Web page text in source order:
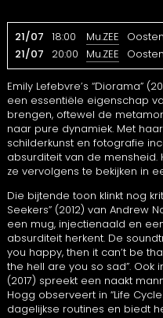
21/07 18:00 Mu.ZEE
21/07
20:00 Mu.ZEE
Emily Lefebvre’s “Diorama”
een essentiële eigenschap
brengen, oftewel de
naar pure dynamiek. Met
schilderkunst en fotografie
absurditeit van de
ze vervolgens te bekijken in
Die bijtende toon klinkt nog
Seekers” (2012) van Andrew
een mug, injectienaald en
absurditeit herkent. De
you happy, then it can’t be
the hell are you so sad”. Ook
(2017) spreekt een naakt
Hogg observeert in “Life
dagelijkse routines en biedt